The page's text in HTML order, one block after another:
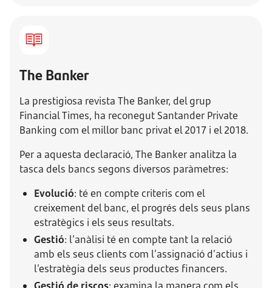
The Banker
La prestigiosa revista The Banker, del grup
Financial Times, ha reconegut Santander Private
Banking com el millor banc privat el 2017 i el 2018.
Per a aquesta declaració, The Banker analitza la
tasca dels bancs segons diversos paràmetres:
Evolució: té en compte criteris com el
creixement del banc, el progrés dels seus plans
estratègics i els seus resultats.
Gestió: l’anàlisi té en compte tant la relació
amb els seus clients com l’assignació d’actius i
l’estratègia dels seus productes financers.